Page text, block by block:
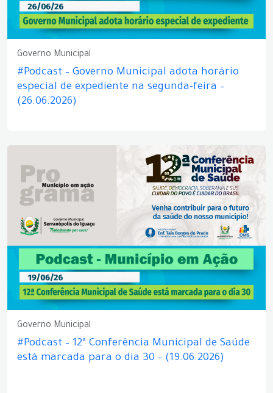
Governo Municipal
#Podcast – Governo Municipal adota horário
especial de expediente na segunda-feira –
(26.06.2026)
Governo Municipal
#Podcast – 12ª Conferência Municipal de Saúde
está marcada para o dia 30 – (19.06.2026)